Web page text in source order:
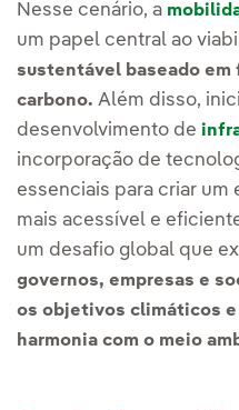
Nesse cenário, a
um papel central ao
sustentável baseado
carbono. Além disso,
desenvolvimento de
incorporação de
essenciais para criar
mais acessível e
um desafio global que
governos, empresas e
os objetivos climáticos
harmonia com o meio